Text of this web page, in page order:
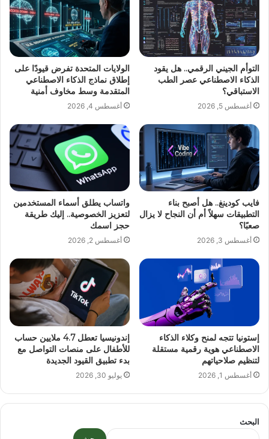
التوأم الجيني الرقمي.. هل يقود
الذكاء الاصطناعي عصر الطب
الاستباقي؟
أغسطس 5, 2026
الولايات المتحدة تفرض قيودًا على
إطلاق نماذج الذكاء الاصطناعي
المتقدمة وسط مخاوف أمنية
أغسطس 4, 2026
فايب كودينغ.. هل أصبح بناء
التطبيقات سهلاً أم أن النجاح لا يزال
صعبًا؟
أغسطس 3, 2026
واتساب يطلق أسماء المستخدمين
لتعزيز الخصوصية.. إليك طريقة
حجز اسمك
أغسطس 2, 2026
إستونيا تتجه لمنح وكلاء الذكاء
الاصطناعي هوية رقمية مستقلة
لتنظيم صلاحياتهم
أغسطس 1, 2026
إندونيسيا تعطل 4.7 ملايين حساب
للأطفال على منصات التواصل مع
بدء تطبيق القيود الجديدة
يوليو 30, 2026
البحث